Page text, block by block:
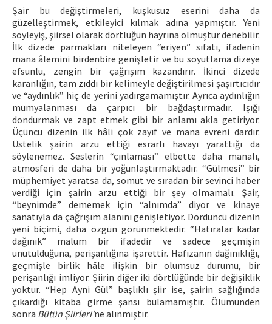
Şair bu değiştirmeleri, kuşkusuz eserini daha da
güzelleştirmek, etkileyici kılmak adına yapmıştır. Yeni
söyleyiş, şiirsel olarak dörtlüğün hayrına olmuştur denebilir.
İlk dizede parmakları niteleyen “eriyen” sıfatı, ifadenin
mana âlemini birdenbire genişletir ve bu soyutlama dizeye
efsunlu, zengin bir çağrışım kazandırır. İkinci dizede
karanlığın, tam zıddı bir kelimeyle değiştirilmesi şaşırtıcıdır
ve “aydınlık” hiç de yerini yadırgamamıştır. Ayrıca aydınlığın
mumyalanması da çarpıcı bir bağdaştırmadır. Işığı
dondurmak ve zapt etmek gibi bir anlamı akla getiriyor.
Üçüncü dizenin ilk hâli çok zayıf ve mana evreni dardır.
Üstelik şairin arzu ettiği esrarlı havayı yarattığı da
söylenemez. Seslerin “çınlaması” elbette daha manalı,
atmosferi de daha bir yoğunlaştırmaktadır. “Gülmesi” bir
müphemiyet yaratsa da, somut ve sıradan bir sevinci haber
verdiği için şairin arzu ettiği bir şey olmamalı. Şair,
“beynimde” dememek için “alnımda” diyor ve kinaye
sanatıyla da çağrışım alanını genişletiyor. Dördüncü dizenin
yeni biçimi, daha özgün görünmektedir. “Hatıralar kadar
dağınık” malum bir ifadedir ve sadece geçmişin
unutulduğuna, perişanlığına işarettir. Hafızanın dağınıklığı,
geçmişle birlik hâle ilişkin bir olumsuz durumu, bir
perişanlığı imliyor. Şiirin diğer iki dörtlüğünde bir değişiklik
yoktur. “Hep Ayni Gül” başlıklı şiir ise, şairin sağlığında
çıkardığı kitaba girme şansı bulamamıştır. Ölümünden
sonra Bütün Şiirleri’ne alınmıştır.